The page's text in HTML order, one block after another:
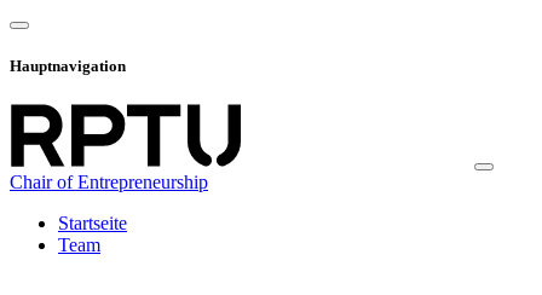
Hauptnavigation
Chair of Entrepreneurship
Startseite
Team